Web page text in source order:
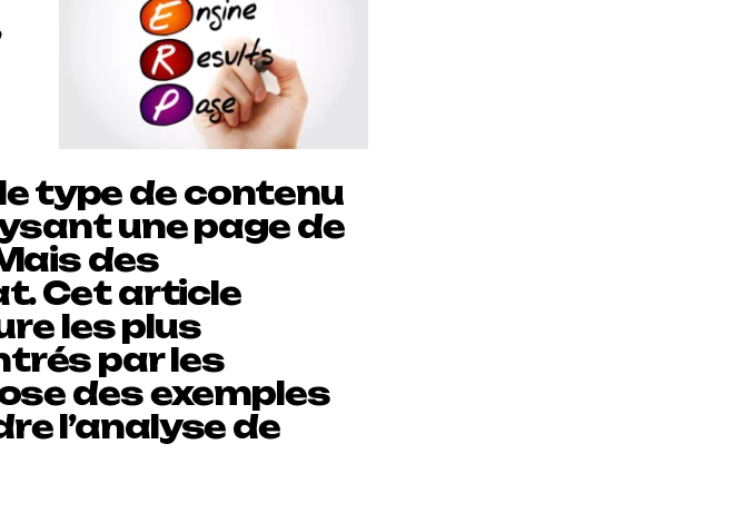
type de contenu
une page de
des
Cet article
les plus
par les
des exemples
l’analyse de